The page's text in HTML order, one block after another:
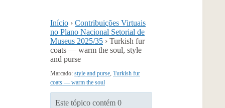
Início › Contribuições Virtuais
no Plano Nacional Setorial de
Museus 2025/35 › Turkish fur
coats — warm the soul, style
and purse
Marcado: style and purse, Turkish fur
coats — warm the soul
Este tópico contém 0